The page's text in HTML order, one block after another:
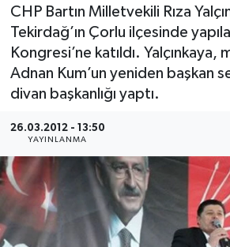
CHP Bartın Milletvekili Rıza
Tekirdağ’ın Çorlu ilçesinde
Kongresi’ne katıldı. Yalçınkaya,
Adnan Kum’un yeniden başkan
divan başkanlığı yaptı.
26.03.2012 - 13:50
YAYINLANMA
Medya
Sağlık
Siyaset
Spor